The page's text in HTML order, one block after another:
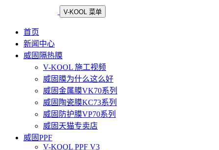
V-KOOL 菜单
首页
新闻中心
威固隔热膜
V-KOOL 施工视频
威固膜为什么这么好
威固金属膜VK70系列
威固陶瓷膜KC73系列
威固防护膜VP70系列
威固天猫专卖店
威固PPF
V-KOOL PPF V3